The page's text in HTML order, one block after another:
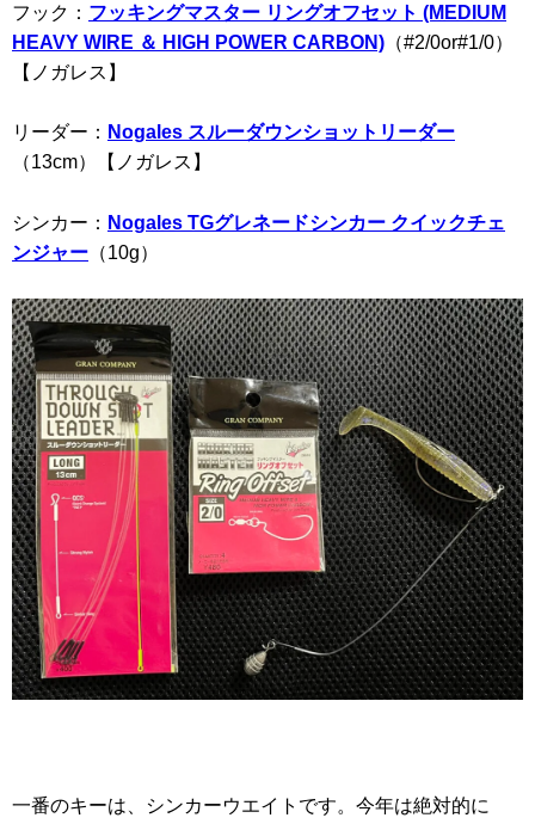
フック： フッキングマスター リングオフセット (MEDIUM
HEAVY WIRE ＆ HIGH POWER CARBON) （#2/0or#1/0）
【ノガレス】
リーダー： Nogales スルーダウンショットリーダー
（13cm）【ノガレス】
シンカー： Nogales TGグレネードシンカー クイックチェ
ンジャー （10g）
一番のキーは、シンカーウエイトです。今年は絶対的に